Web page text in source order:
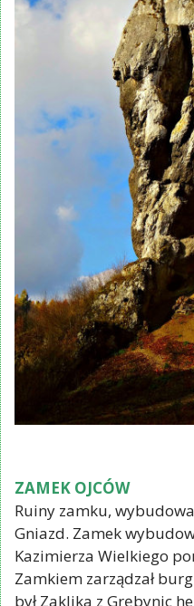
ZAMEK OJCÓW
Ruiny zamku,
Gniazd. Zamek
Kazimierza Wielkiego
Zamkiem zarządzał
był Zaklika z Grębynic